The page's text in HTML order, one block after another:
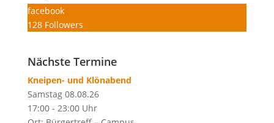
facebook
128 Followers
Nächste Termine
Kneipen- und Klönabend
Samstag 08.08.26
17:00 - 23:00 Uhr